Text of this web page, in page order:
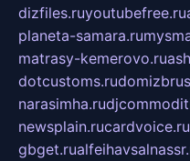
dizfiles.ruyoutubefree.ru
planeta-samara.ru
matrasy-kemerovo.ru
dotcustoms.ru
narasimha.ru
newsplain.rucardvoice.ru
gbget.ru